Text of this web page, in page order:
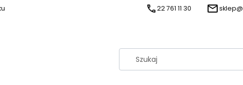
22 761 11 30